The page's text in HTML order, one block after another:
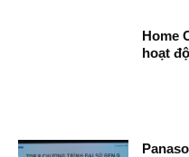
Home
hoạt